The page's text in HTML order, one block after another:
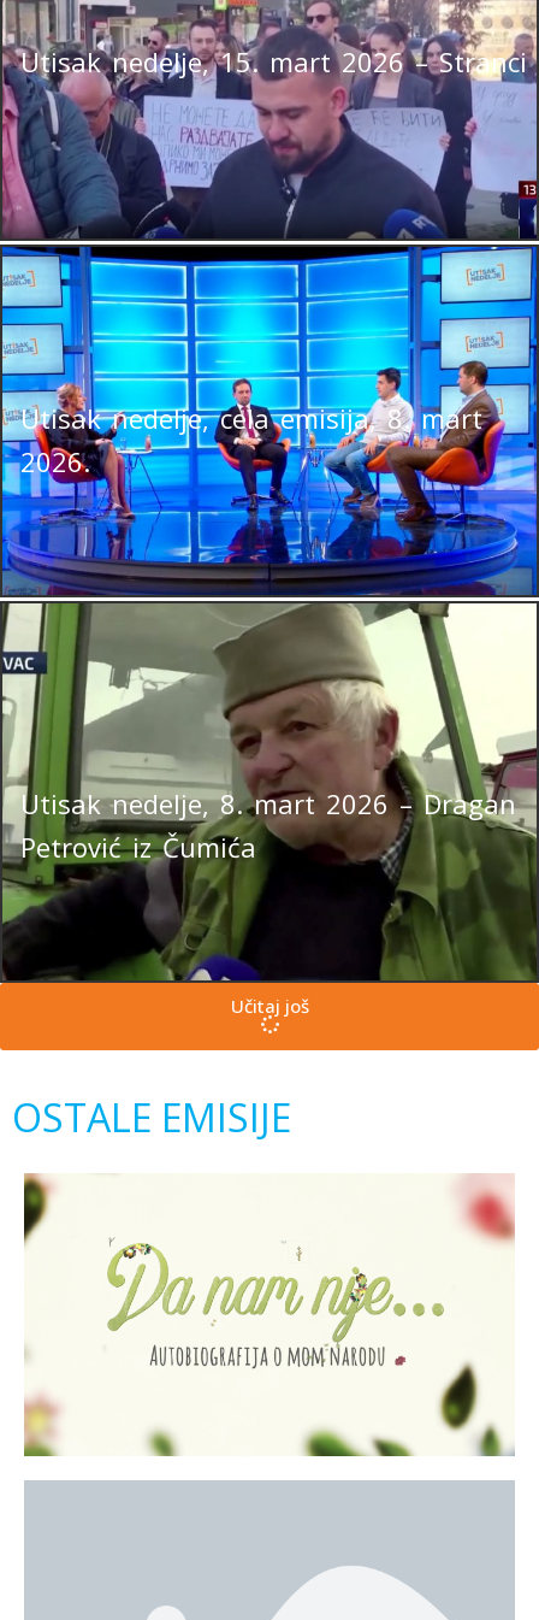
Utisak nedelje, 15. mart 2026 – Stranci
Utisak nedelje, cela emisija, 8. mart
2026.
Utisak nedelje, 8. mart 2026 – Dragan
Petrović iz Čumića
Učitaj još
OSTALE EMISIJE